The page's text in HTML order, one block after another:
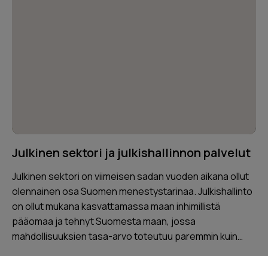
Julkinen sektori ja julkishallinnon palvelut
Julkinen sektori on viimeisen sadan vuoden aikana ollut
olennainen osa Suomen menestystarinaa. Julkishallinto
on ollut mukana kasvattamassa maan inhimillistä
pääomaa ja tehnyt Suomesta maan, jossa
mahdollisuuksien tasa-arvo toteutuu paremmin kuin…